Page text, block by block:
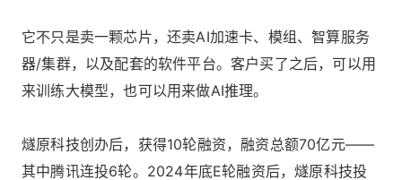
它不只是卖一颗芯片，还卖AI加速卡、模组、智算服务
器/集群，以及配套的软件平台。客户买了之后，可以用
来训练大模型，也可以用来做AI推理。
燧原科技创办后，获得10轮融资，融资总额70亿元——
其中腾讯连投6轮。2024年底E轮融资后，燧原科技投